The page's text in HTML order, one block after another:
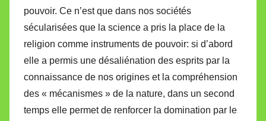
pouvoir. Ce n’est que dans nos sociétés
sécularisées que la science a pris la place de la
religion comme instruments de pouvoir: si d’abord
elle a permis une désaliénation des esprits par la
connaissance de nos origines et la compréhension
des « mécanismes » de la nature, dans un second
temps elle permet de renforcer la domination par le